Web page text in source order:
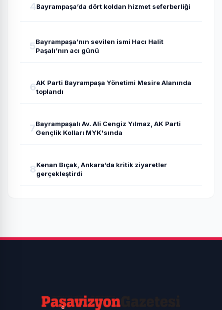
4Bayrampaşa’da dört koldan hizmet seferberliği
5Bayrampaşa’nın sevilen ismi Hacı Halit
Paşalı’nın acı günü
6AK Parti Bayrampaşa Yönetimi Mesire Alanında
toplandı
7Bayrampaşalı Av. Ali Cengiz Yılmaz, AK Parti
Gençlik Kolları MYK'sında
8Kenan Bıçak, Ankara’da kritik ziyaretler
gerçekleştirdi